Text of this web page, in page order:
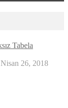
Tabela
Nisan 26, 2018